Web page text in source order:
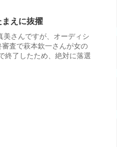
えに抜擢
美さんですが、オーディシ
査で萩本欽一さんが女の
終了したため、絶対に落選